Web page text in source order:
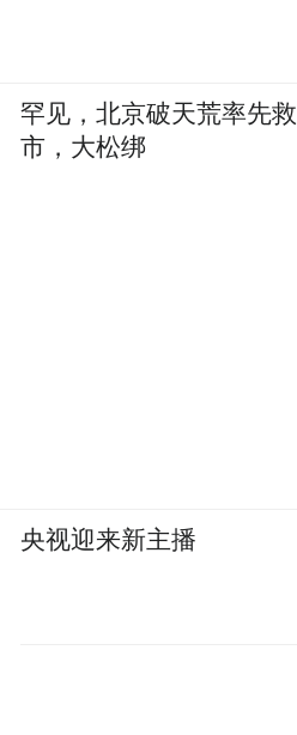
罕见，北京破天荒率先救
市，大松绑
央视迎来新主播